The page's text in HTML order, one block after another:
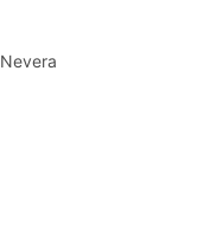
Nevera